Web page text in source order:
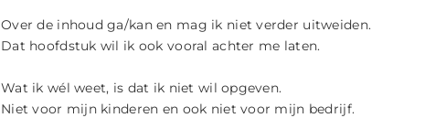
Over de inhoud ga/kan en mag ik niet verder uitweiden.
Dat hoofdstuk wil ik ook vooral achter me laten.
Wat ik wél weet, is dat ik niet wil opgeven.
Niet voor mijn kinderen en ook niet voor mijn bedrijf.